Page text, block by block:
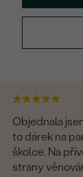
Objednala
to dárek na
školce. Na
strany